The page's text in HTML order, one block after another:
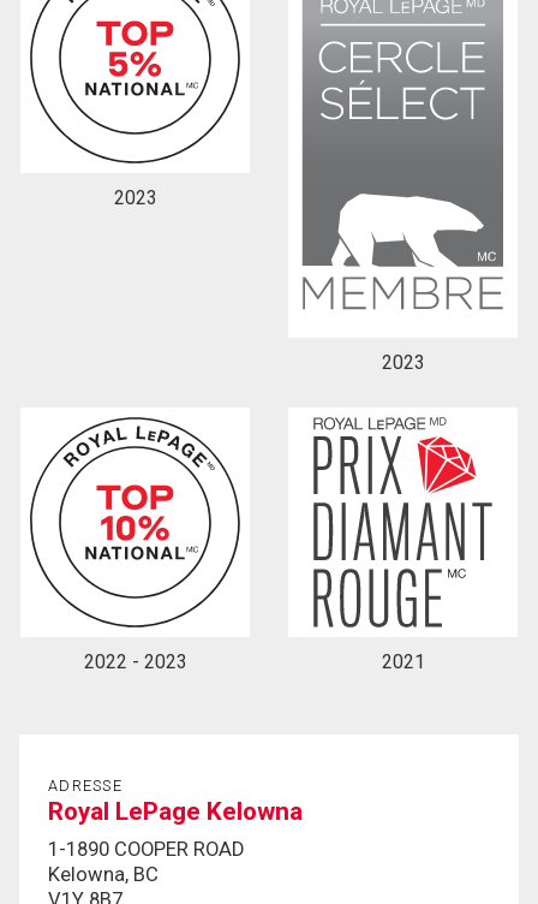
2023
2023
2022 - 2023 2021
ADRESSE
Royal LePage Kelowna
1-1890 COOPER ROAD
Kelowna, BC